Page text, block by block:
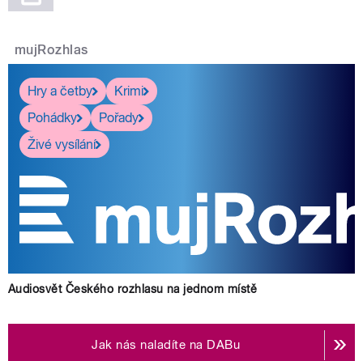
mujRozhlas
Hry a četby
Krimi
Pohádky
Pořady
Živé vysílání
Audiosvět Českého rozhlasu na jednom místě
Jak nás naladíte na DABu